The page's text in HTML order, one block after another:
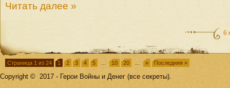
Читать далее »
6
Страница 1 из 24 1 2 3 4 5 10 20 » Последняя »
Copyright © 2017 - Герои Войны и Денег (все секреты).